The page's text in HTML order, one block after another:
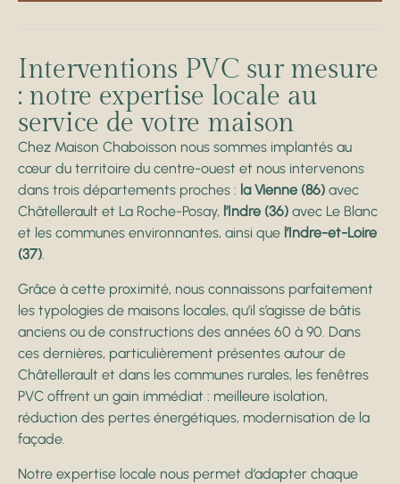
Interventions PVC sur mesure
: notre expertise locale au
service de votre maison
Chez Maison Chaboisson nous sommes implantés au
cœur du territoire du centre-ouest et nous intervenons
dans trois départements proches : la Vienne (86) avec
Châtellerault et La Roche-Posay, l’Indre (36) avec Le Blanc
et les communes environnantes, ainsi que l’Indre-et-Loire
(37).
Grâce à cette proximité, nous connaissons parfaitement
les typologies de maisons locales, qu’il s’agisse de bâtis
anciens ou de constructions des années 60 à 90. Dans
ces dernières, particulièrement présentes autour de
Châtellerault et dans les communes rurales, les fenêtres
PVC offrent un gain immédiat : meilleure isolation,
réduction des pertes énergétiques, modernisation de la
façade.
Notre expertise locale nous permet d’adapter chaque